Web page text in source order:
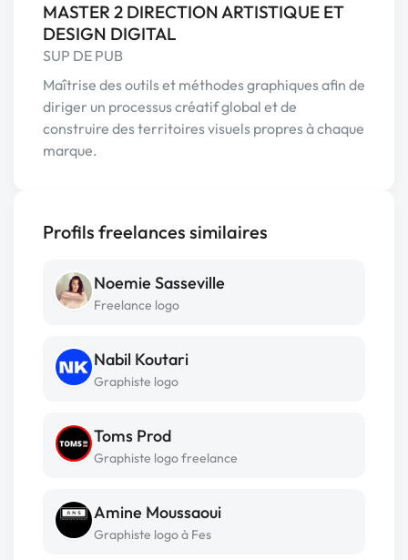
MASTER 2 DIRECTION ARTISTIQUE ET
DESIGN DIGITAL
SUP DE PUB
Maîtrise des outils et méthodes graphiques afin de
diriger un processus créatif global et de
construire des territoires visuels propres à chaque
marque.
Profils freelances similaires
Noemie Sasseville
Freelance logo
Nabil Koutari
Graphiste logo
Toms Prod
Graphiste logo freelance
Amine Moussaoui
Graphiste logo à Fes